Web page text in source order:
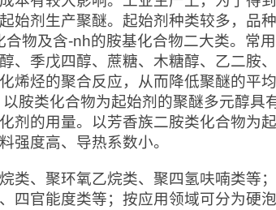
始剂生产聚醚。起始剂种类较多，品
物及含-nh的胺基化合物二大类。常用
、季戊四醇、蔗糖、木糖醇、乙二胺
烯烃的聚合反应，从而降低聚醚的平
胺类化合物为起始剂的聚醚多元醇具
剂的用量。以芳香族二胺类化合物为
强度高、导热系数小。
类、聚环氧乙烷类、聚四氢呋喃类等
四官能度类等；按应用领域可分为硬泡